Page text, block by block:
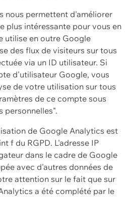
nous permettent d'améliorer
plus intéressante pour vous en
utilise en outre Google
des flux de visiteurs sur tous
via un ID utilisateur. Si
d'utilisateur Google, vous
de votre utilisation sur tous
de ce compte sous
personnelles".
de Google Analytics est
f du RGPD. L'adresse IP
dans le cadre de Google
avec d'autres données de
attention sur le fait que sur
a été complété par le